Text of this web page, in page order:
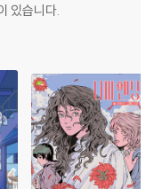
있습니다.